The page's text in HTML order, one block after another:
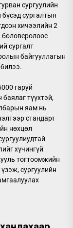
сургуулийн
сургалтын
хичээлийн 2
сургалт
байгууллагын
гаруй
түүхтэй,
яам нь
стандарт
нөхцөл
хүчингүй
тогтоомжийн
сургуулийн